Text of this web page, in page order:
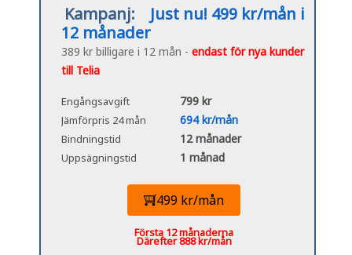
Kampanj:
Just nu! 499 kr/mån i
12 månader
389 kr billigare i 12 mån - endast för nya kunder
till Telia
Engångsavgift 799 kr
Jämförpris 24 mån 694 kr/mån
Bindningstid 12 månader
Uppsägningstid 1 månad
499 kr/mån
Första 12 månaderna
Därefter 888 kr/mån